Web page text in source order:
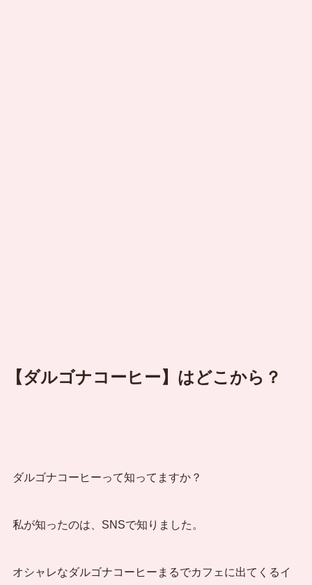
【ダルゴナコーヒー】はどこから？
ダルゴナコーヒーって知ってますか？
私が知ったのは、SNSで知りました。
オシャレなダルゴナコーヒーまるでカフェに出てくるイ